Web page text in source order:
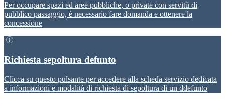
Per occupare spazi ed aree pubbliche, o private con servitù di
pubblico passaggio, è necessario fare domanda e ottenere la
concessione
Richiesta sepoltura defunto
Clicca su questo pulsante per accedere alla scheda servizio dedicata
a informazioni e modalità di richiesta di sepoltura di un ddefunto